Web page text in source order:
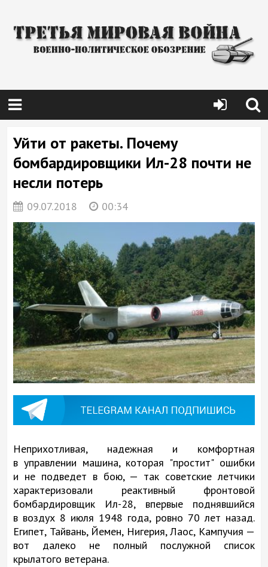
Уйти от ракеты. Почему
бомбардировщики Ил-28 почти не
несли потерь
09.07.2018 00:34
Неприхотливая, надежная и комфортная
в управлении машина, которая "простит" ошибки
и не подведет в бою, — так советские летчики
характеризовали реактивный фронтовой
бомбардировщик Ил-28, впервые поднявшийся
в воздух 8 июля 1948 года, ровно 70 лет назад.
Египет, Тайвань, Йемен, Нигерия, Лаос, Кампучия —
вот далеко не полный послужной список
крылатого ветерана.